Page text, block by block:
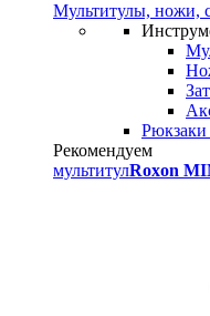
Мультитулы, ножи,
Рекомендуем
мультитулRoxon